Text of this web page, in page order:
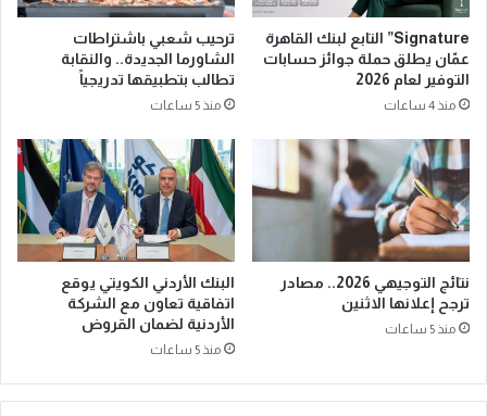
Signature” التابع لبنك القاهرة
عمّان يطلق حملة جوائز حسابات
التوفير لعام 2026
منذ 4 ساعات
ترحيب شعبي باشتراطات
الشاورما الجديدة.. والنقابة
تطالب بتطبيقها تدريجياً
منذ 5 ساعات
نتائج التوجيهي 2026.. مصادر
ترجح إعلانها الاثنين
منذ 5 ساعات
البنك الأردني الكويتي يوقع
اتفاقية تعاون مع الشركة
الأردنية لضمان القروض
منذ 5 ساعات